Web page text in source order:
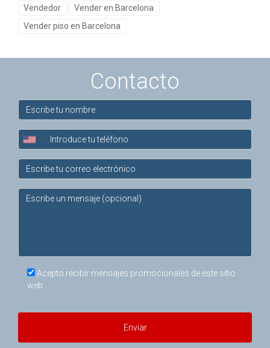
¿Cuánto tiempo toma generalmente vender
estimaciones basadas en datos recientes.
¿Qué mejoras debo considerar antes de listar
mi propiedad?
Las mejoras estéticas como pintura fresca o reparaciones
menores suelen tener un gran impacto; consulta con un
agente para obtener recomendaciones específicas.
¿Qué pasos debo seguir después de recibir una
que estoy aquí para ayudarte en cada paso del camino
Vendedor
Vender en Barcelona
Vender piso en Barcelona
Contacto
Acepto recibir mensajes promocionales de este sitio
web
Enviar